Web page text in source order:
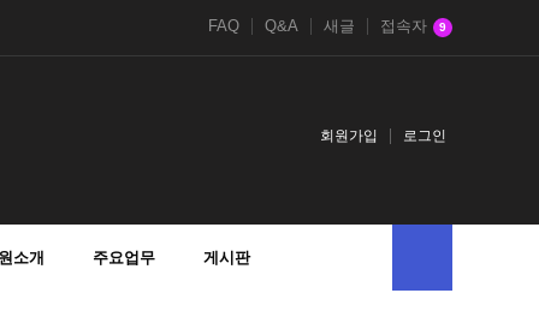
FAQ Q&A 새글 접속자 9
회원가입 로그인
소개
주요업무
게시판